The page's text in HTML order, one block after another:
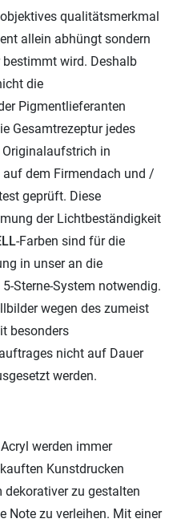
qualitätsmerkmal
allein abhüngt sondern
wird. Deshalb
die
Pigmentlieferanten
Gesamtrezeptur jedes
in
dem Firmendach und /
geprüft. Diese
der Lichtbeständigkeit
-Farben sind für die
in unser an die
Sterne-System notwendig.
wegen des zumeist
besonders
nicht auf Dauer
werden.
werden immer
Kunstdrucken
zu gestalten
Note zu verleihen. Mit einer